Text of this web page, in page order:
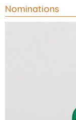
Nominations